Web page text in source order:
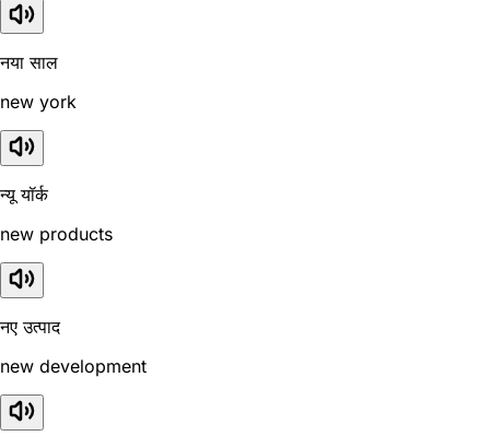
नया साल
new york
न्यू यॉर्क
new products
नए उत्पाद
new development